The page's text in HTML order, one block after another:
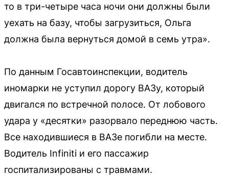
то в три-четыре часа ночи они должны были
уехать на базу, чтобы загрузиться, Ольга
должна была вернуться домой в семь утра».
По данным Госавтоинспекции, водитель
иномарки не уступил дорогу ВАЗу, который
двигался по встречной полосе. От лобового
удара у «десятки» разорвало переднюю часть.
Все находившиеся в ВАЗе погибли на месте.
Водитель Infiniti и его пассажир
госпитализированы с травмами.